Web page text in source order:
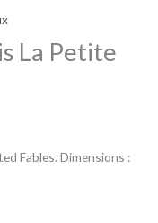
La Petite
Fables. Dimensions :